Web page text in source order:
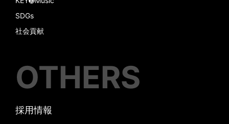
SDGs
社会貢献
OTHERS
採用情報